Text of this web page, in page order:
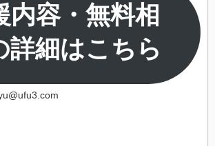
内容・無料相
詳細はこちら